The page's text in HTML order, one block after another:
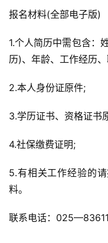
报名材料(全部电子版)
1.个人简历中需包含：
历)、年龄、工作经历
2.本人身份证原件;
3.学历证书、资格证书
4.社保缴费证明;
5.有相关工作经验的
料。
联系电话：